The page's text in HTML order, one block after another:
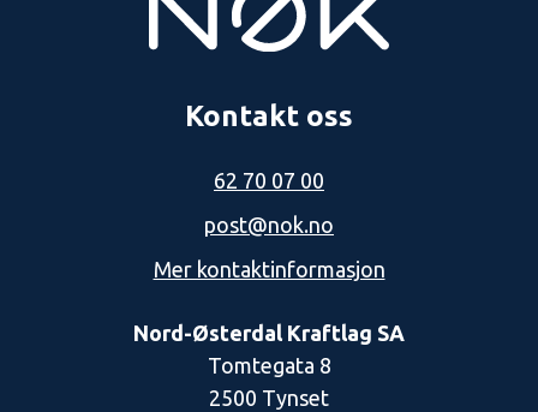
Kontakt oss
62 70 07 00
post@nok.no
Mer kontaktinformasjon
Nord-Østerdal Kraftlag SA
Tomtegata 8
2500 Tynset